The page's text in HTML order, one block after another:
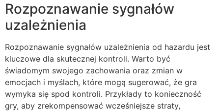
Rozpoznawanie sygnałów
uzależnienia
Rozpoznawanie sygnałów uzależnienia od hazardu jest
kluczowe dla skutecznej kontroli. Warto być
świadomym swojego zachowania oraz zmian w
emocjach i myślach, które mogą sugerować, że gra
wymyka się spod kontroli. Przykłady to konieczność
gry, aby zrekompensować wcześniejsze straty,